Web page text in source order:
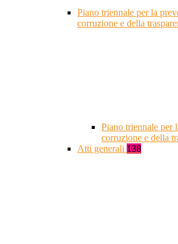
Piano triennale per la
corruzione e della
Piano triennale per
corruzione e della
Atti generali 138